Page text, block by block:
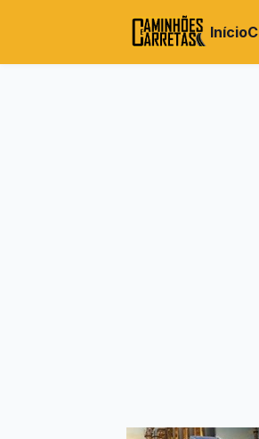
Início